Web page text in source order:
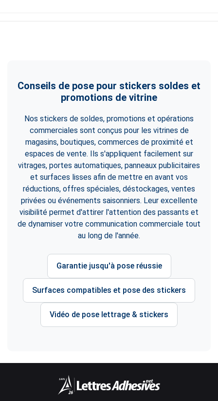
Conseils de pose pour stickers soldes et
promotions de vitrine
Nos stickers de soldes, promotions et opérations
commerciales sont conçus pour les vitrines de
magasins, boutiques, commerces de proximité et
espaces de vente. Ils s'appliquent facilement sur
vitrages, portes automatiques, panneaux publicitaires
et surfaces lisses afin de mettre en avant vos
réductions, offres spéciales, déstockages, ventes
privées ou événements saisonniers. Leur excellente
visibilité permet d'attirer l'attention des passants et
de dynamiser votre communication commerciale tout
au long de l'année.
Garantie jusqu'à pose réussie
Surfaces compatibles et pose des stickers
Vidéo de pose lettrage & stickers